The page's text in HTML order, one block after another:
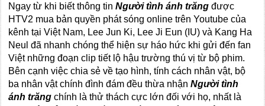
Ngay từ khi biết thông tinNgười tình ánh trăng được
HTV2 mua bản quyền phát sóng online trên Youtube của
kênh tại Việt Nam, Lee Jun Ki, Lee Ji Eun (IU) và Kang Ha
Neul đã nhanh chóng thể hiện sự háo hức khi gửi đến fan
Việt những đoạn clip tiết lộ hậu trường thú vị từ bộ phim.
Bên cạnh việc chia sẻ về tạo hình, tính cách nhân vật, bộ
ba nhân vật chính đình đám đều thừa nhậnNgười tình
ánh trăng chính là thử thách cực lớn đối với họ, nhất là